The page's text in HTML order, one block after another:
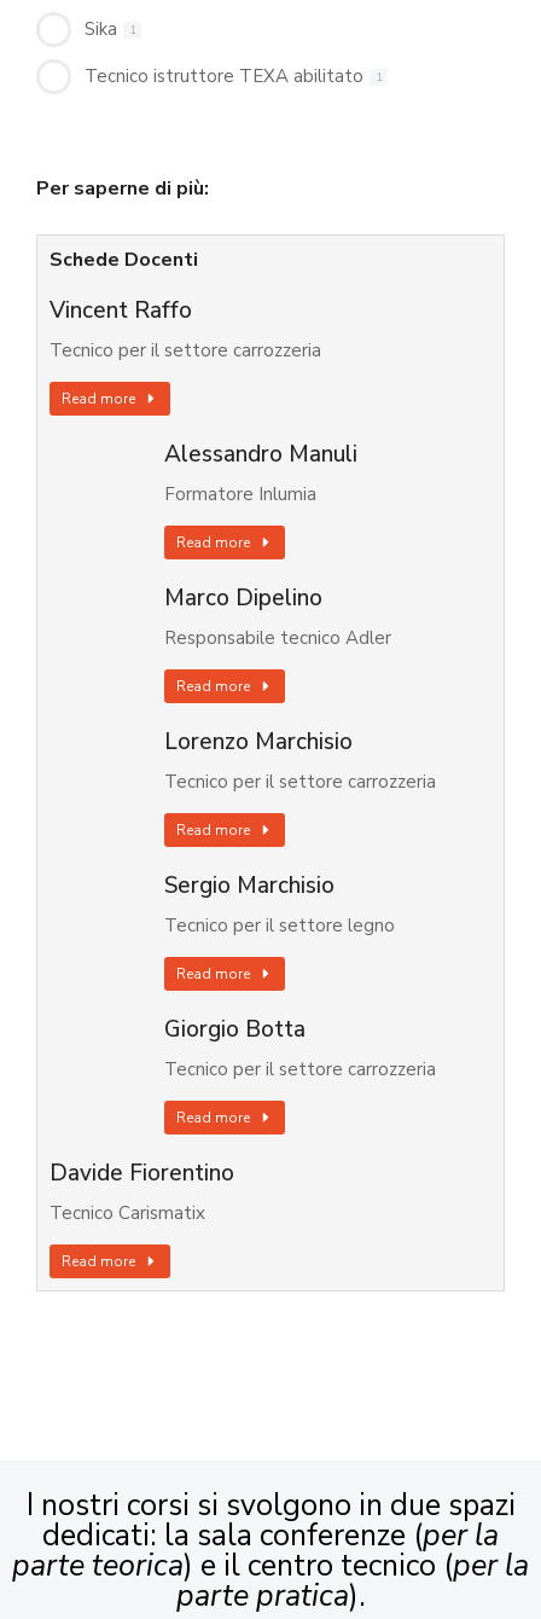
Sika 1
Tecnico istruttore TEXA abilitato 1
Per saperne di più:
Schede Docenti
Vincent Raffo
Tecnico per il settore carrozzeria
Read more
Alessandro Manuli
Formatore Inlumia
Read more
Marco Dipelino
Responsabile tecnico Adler
Read more
Lorenzo Marchisio
Tecnico per il settore carrozzeria
Read more
Sergio Marchisio
Tecnico per il settore legno
Read more
Giorgio Botta
Tecnico per il settore carrozzeria
Read more
Davide Fiorentino
Tecnico Carismatix
Read more
I nostri corsi si svolgono in due spazi
dedicati: la sala conferenze (per la
parte teorica) e il centro tecnico (per la
parte pratica).